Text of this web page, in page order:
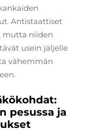
Antistaattiset
mutta niiden
usein jäljelle
vähemmän
pesussa ja